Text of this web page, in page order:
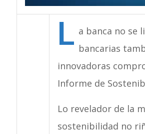
L a banca no se
bancarias
innovadoras
Informe de
Lo revelador de la
sostenibilidad no